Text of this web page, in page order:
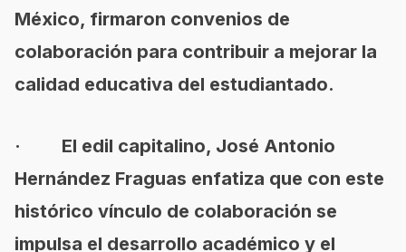
México, firmaron convenios de
colaboración para contribuir a mejorar la
calidad educativa del estudiantado.
· El edil capitalino, José Antonio
Hernández Fraguas enfatiza que con este
histórico vínculo de colaboración se
impulsa el desarrollo académico y el